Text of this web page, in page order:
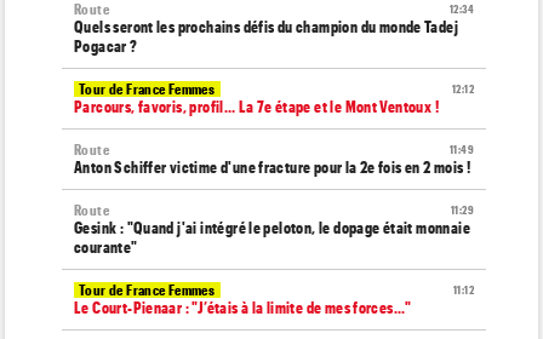
12:34
Route
Quels seront les prochains défis du champion du monde Tadej
Pogacar ?
12:12
Tour de France Femmes
Parcours, favoris, profil… La 7e étape et le Mont Ventoux !
11:49
Route
Anton Schiffer victime d'une fracture pour la 2e fois en 2 mois !
11:29
Route
Gesink : "Quand j'ai intégré le peloton, le dopage était monnaie
courante"
11:12
Tour de France Femmes
Le Court-Pienaar : "J’étais à la limite de mes forces..."